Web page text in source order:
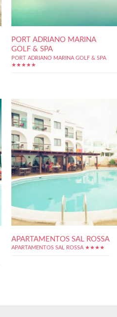
PORT ADRIANO MARINA
GOLF & SPA
PORT ADRIANO MARINA GOLF & SPA
★★★★★
APARTAMENTOS SAL ROSSA
APARTAMENTOS SAL ROSSA ★★★★